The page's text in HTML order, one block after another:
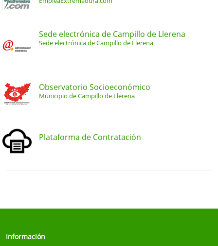
Sede electrónica de Campillo de Llerena
Sede electrónica de Campillo de Llerena
Observatorio Socioeconómico
Municipio de Campillo de Llerena
Plataforma de Contratación
Información